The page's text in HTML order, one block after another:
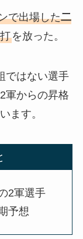
で出場した二
を放った。
ではない選手
軍からの昇格
ます。
2軍選手
予想